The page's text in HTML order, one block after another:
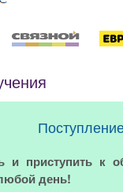
и приступить к
день!